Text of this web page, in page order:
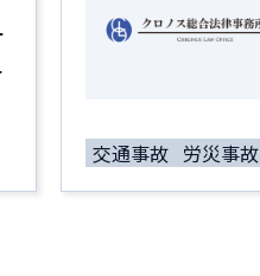
交通事故 労災事故